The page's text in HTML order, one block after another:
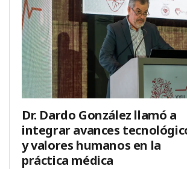
Dr. Dardo González llamó a
integrar avances
y valores humanos en la
práctica médica